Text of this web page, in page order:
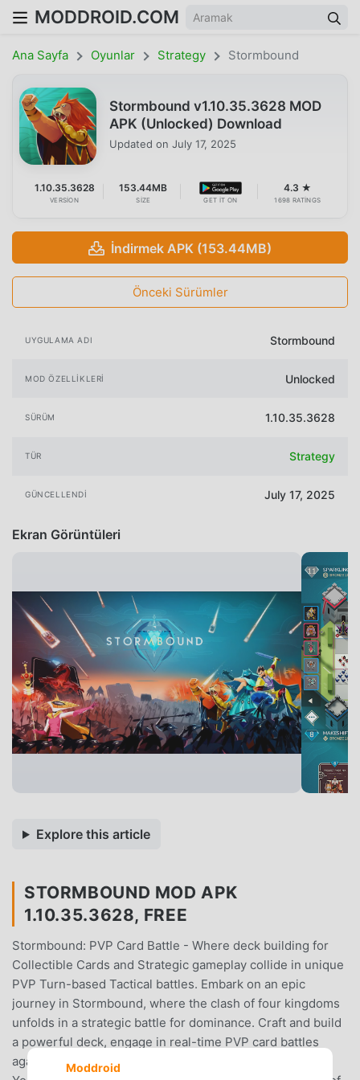
MODDROID.COM
Ana Sayfa Oyunlar Strategy Stormbound
Stormbound v1.10.35.3628 MOD
APK (Unlocked) Download
Updated on July 17, 2025
1.10.35.3628
VERSION
153.44MB
SIZE GET IT ON
4.3 ★
1698 RATINGS
İndirmek APK (153.44MB)
Önceki Sürümler
UYGULAMA ADI Stormbound
MOD ÖZELLIKLERI Unlocked
SÜRÜM 1.10.35.3628
TÜR Strategy
GÜNCELLENDI July 17, 2025
Ekran Görüntüleri
Explore this article
STORMBOUND MOD APK
1.10.35.3628, FREE
Stormbound: PVP Card Battle - Where deck building for
Collectible Cards and Strategic gameplay collide in unique
PVP Turn-based Tactical battles. Embark on an epic
journey in Stormbound, where the clash of four kingdoms
unfolds in a strategic battle for dominance. Craft and build
a powerful deck, engage in real-time PVP card battles
against players worldwide!Ultimate Card Battle: Watch
Moddroid